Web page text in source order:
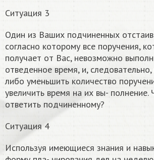
Ситуация 3
Один из Ваших подчиненных
согласно которому все поручения,
получает от Вас, невозможно
отведенное время, и,
либо уменьшить количество
увеличить время на их вы-
ответить подчиненному?
Ситуация 4
Используя имеющиеся знания и